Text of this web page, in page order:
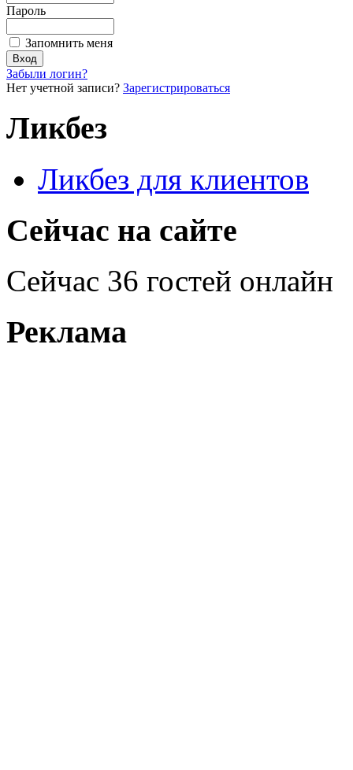
Пароль
Запомнить меня
Забыли логин?
Нет учетной записи? Зарегистрироваться
Ликбез
Ликбез для клиентов
Сейчас на сайте
Сейчас 36 гостей онлайн
Реклама